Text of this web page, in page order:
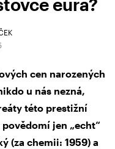
eura?
cen narozených
u nás nezná,
této prestižní
jen „echt“
(za chemii: 1959) a